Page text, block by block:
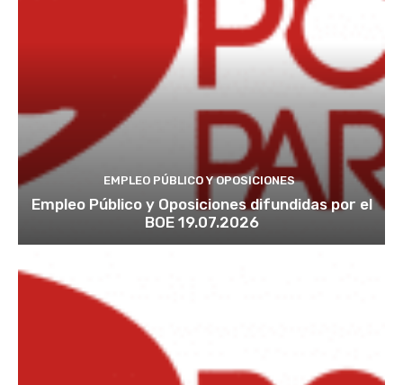
EMPLEO PÚBLICO Y OPOSICIONES
Empleo Público y Oposiciones difundidas por el
BOE 19.07.2026